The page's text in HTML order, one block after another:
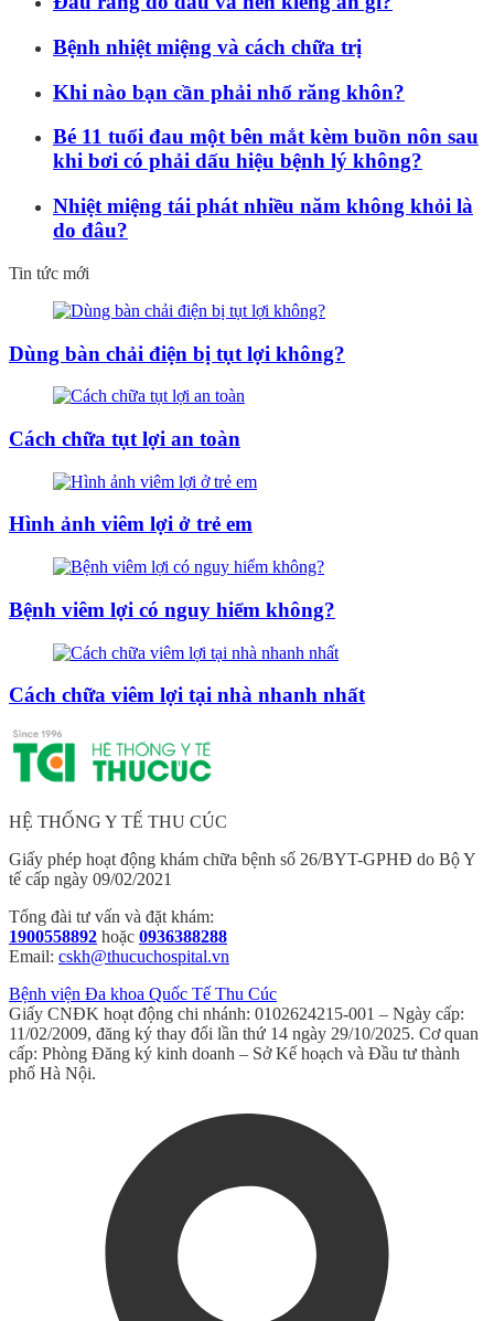
Bệnh nhiệt miệng và cách chữa trị
Khi nào bạn cần phải nhổ răng khôn?
Bé 11 tuổi đau một bên mắt kèm buồn nôn sau
khi bơi có phải dấu hiệu bệnh lý không?
Nhiệt miệng tái phát nhiều năm không khỏi là
do đâu?
Tin tức mới
Dùng bàn chải điện bị tụt lợi không?
Cách chữa tụt lợi an toàn
Hình ảnh viêm lợi ở trẻ em
Bệnh viêm lợi có nguy hiểm không?
Cách chữa viêm lợi tại nhà nhanh nhất
HỆ THỐNG Y TẾ THU CÚC
Giấy phép hoạt động khám chữa bệnh số 26/BYT-GPHĐ do Bộ Y
tế cấp ngày 09/02/2021
Tổng đài tư vấn và đặt khám:
1900558892 hoặc 0936388288
Email: cskh@thucuchospital.vn
Bệnh viện Đa khoa Quốc Tế Thu Cúc
Giấy CNĐK hoạt động chi nhánh: 0102624215-001 – Ngày cấp:
11/02/2009, đăng ký thay đổi lần thứ 14 ngày 29/10/2025. Cơ quan
cấp: Phòng Đăng ký kinh doanh – Sở Kế hoạch và Đầu tư thành
phố Hà Nội.